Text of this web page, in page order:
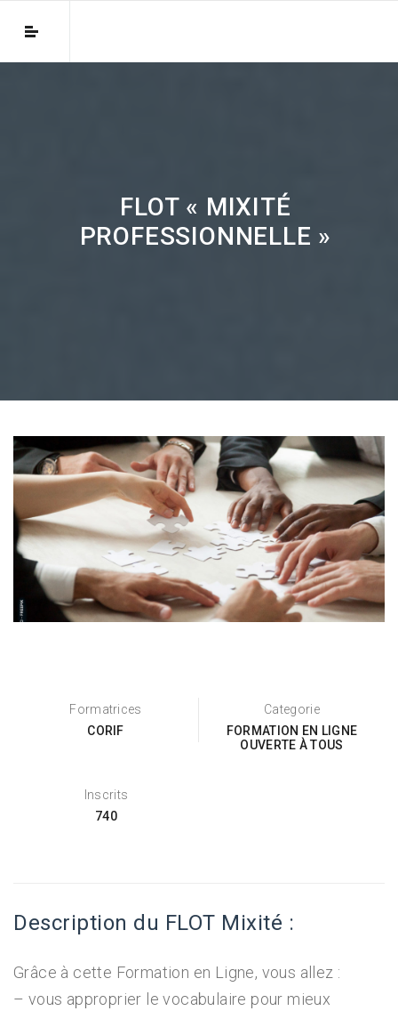
FLOT « MIXITÉ
PROFESSIONNELLE »
Formatrices
CORIF
Categorie
FORMATION EN LIGNE
OUVERTE À TOUS
Inscrits
740
Description du FLOT Mixité :
Grâce à cette Formation en Ligne, vous allez :
– vous approprier le vocabulaire pour mieux